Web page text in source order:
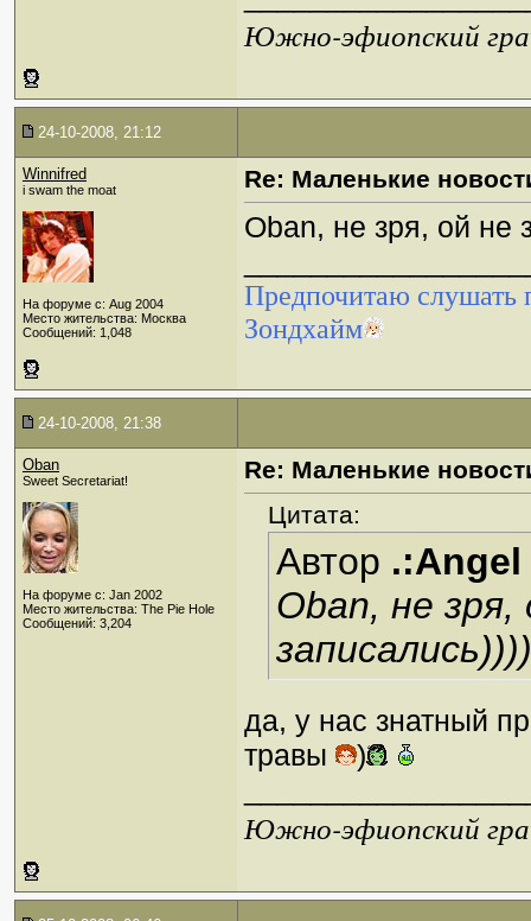
Южно-эфиопский
24-10-2008, 21:12
Winnifred
i swam the moat
На форуме с: Aug 2004
Место жительства: Москва
Сообщений: 1,048
Re: Маленькие
Oban, не зря, ой не
Предпочитаю слушать
Зондхайм
24-10-2008, 21:38
Oban
Sweet Secretariat!
На форуме с: Jan 2002
Место жительства: The Pie Hole
Сообщений: 3,204
Re: Маленькие
Цитата:
Автор
Oban, не
записались))))
да, у нас знатный
травы
)
Южно-эфиопский